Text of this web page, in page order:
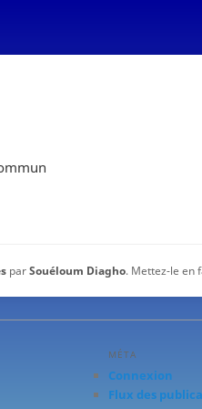
parSouéloum Diagho. Mettez-le en
MÉTA
Connexion
Flux des